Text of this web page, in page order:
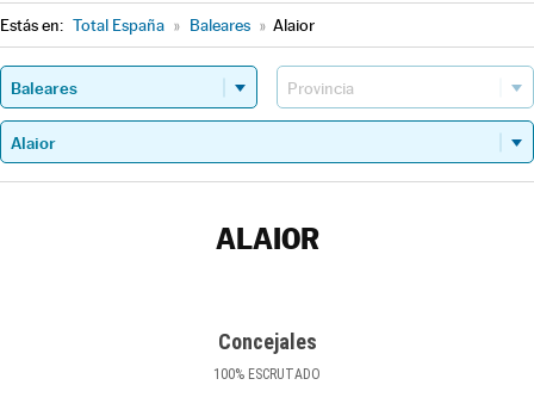
Estás en: Total España » Baleares » Alaior
ALAIOR
Concejales
100% ESCRUTADO